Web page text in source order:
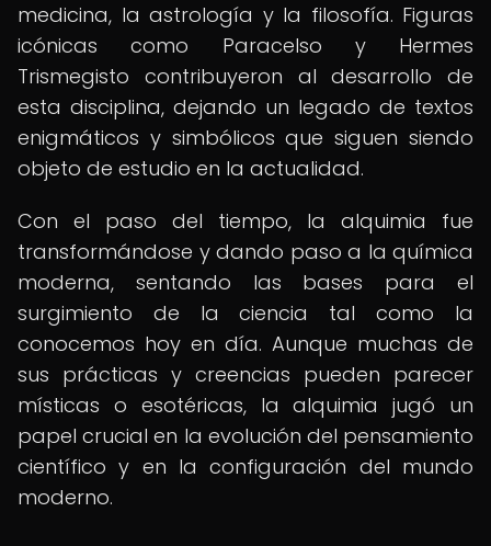
medicina, la astrología y la filosofía. Figuras
icónicas como Paracelso y Hermes
Trismegisto contribuyeron al desarrollo de
esta disciplina, dejando un legado de textos
enigmáticos y simbólicos que siguen siendo
objeto de estudio en la actualidad.
Con el paso del tiempo, la alquimia fue
transformándose y dando paso a la química
moderna, sentando las bases para el
surgimiento de la ciencia tal como la
conocemos hoy en día. Aunque muchas de
sus prácticas y creencias pueden parecer
místicas o esotéricas, la alquimia jugó un
papel crucial en la evolución del pensamiento
científico y en la configuración del mundo
moderno.